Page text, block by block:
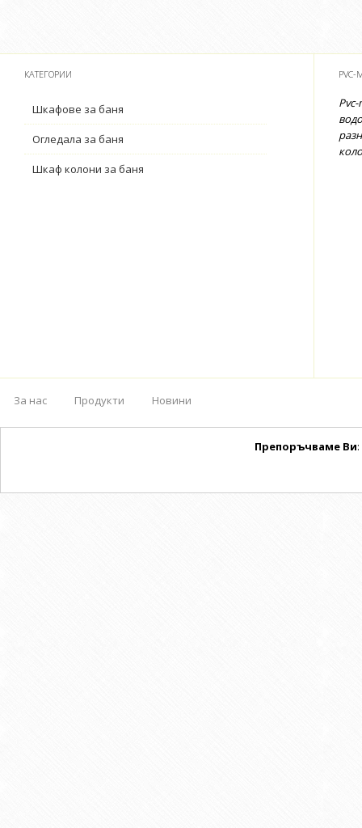
КАТЕГОРИИ
Шкафове за баня
Огледала за баня
Шкаф колони за баня
PVC-
За нас Продукти Новини
Препоръчваме Ви: